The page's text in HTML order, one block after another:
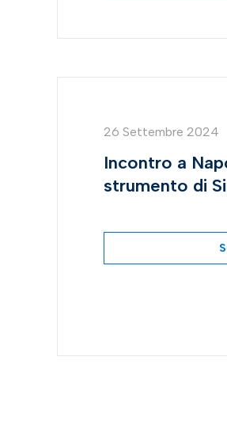
26 Settembre 2024
Incontro a
strumento di